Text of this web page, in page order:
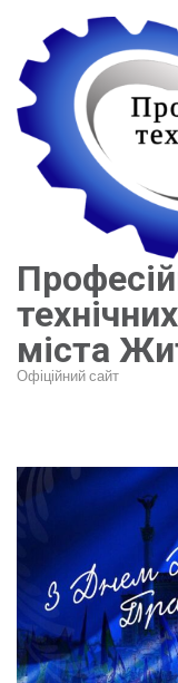
вмісту
(натисніть
Enter)
міста
Офіційний сайт